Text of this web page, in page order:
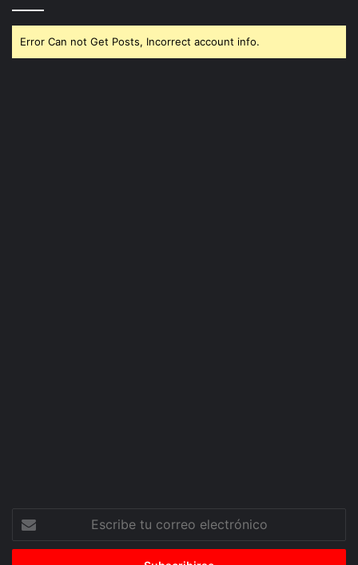
Error Can not Get Posts, Incorrect account info.
correo